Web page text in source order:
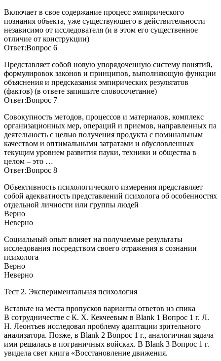
Включает в свое содержание процесс эмпирического
познания объекта, уже существующего в действительности
независимо от исследователя (и в этом его существенное
отличие от конструкции)
Ответ:Вопрос 6
Представляет собой новую упорядоченную систему понятий,
формулировок законов и принципов, выполняющую функции
объяснения и предсказания эмпирических результатов
(фактов) (в ответе запишите словосочетание)
Ответ:Вопрос 7
Совокупность методов, процессов и материалов, комплекс
организационных мер, операций и приемов, направленных па
деятельность с целью получения продукта с поминальным
качеством и оптимальными затратами и обусловленных
текущим уровнем развития пауки, техники и общества в
целом – это …
Ответ:Вопрос 8
Объективность психологического измерения представляет
собой адекватность представлений психолога об особенностях
отдельной личности или группы людей
Верно
Неверно
Социальный опыт влияет на получаемые результаты
исследования посредством своего отражения в сознании
психолога
Верно
Неверно
Тест 2. Экспериментальная психология
Вставьте на места пропусков варианты ответов из спика
В сотрудничестве с К. X. Кекчеевым в Blank 1 Вопрос 1 г. Л.
Н. Леонтьев исследовал проблему адаптации зрительного
анализатора. Позже, в Blank 2 Вопрос 1 г., аналогичная задача
ими решалась в пограничных войсках. В Blank 3 Вопрос 1 г.
увидела свет книга «Восстановление движения.